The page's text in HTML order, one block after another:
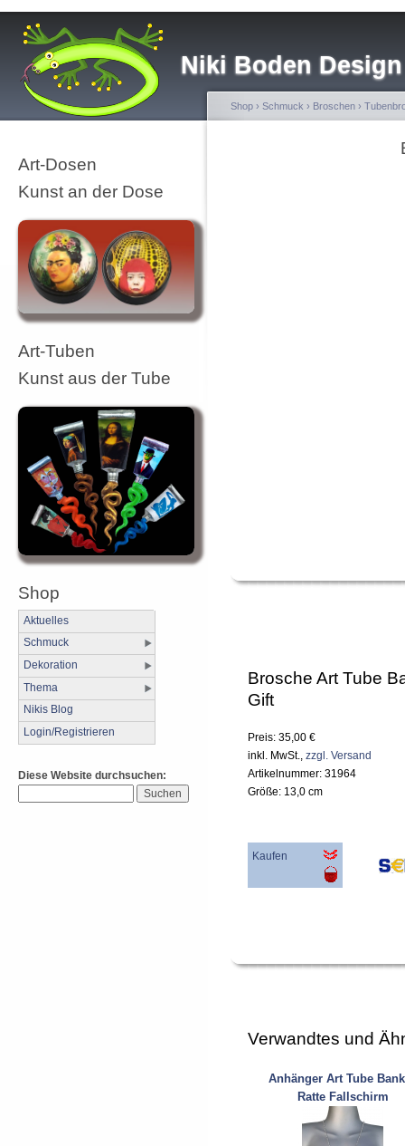
Niki Boden Design
Art-Dosen
Kunst an der Dose
Art-Tuben
Kunst aus der Tube
Shop
Aktuelles
Schmuck
Dekoration
Thema
Nikis Blog
Login/Registrieren
Diese Website durchsuchen:
Shop › Schmuck › Broschen ›
Brosche Art Tube
Gift
Preis: 35,00 €
inkl. MwSt., zzgl. Versand
Artikelnummer: 31964
Größe: 13,0 cm
Kaufen
Verwandtes und
Anhänger Art Tube
Ratte Fallschirm